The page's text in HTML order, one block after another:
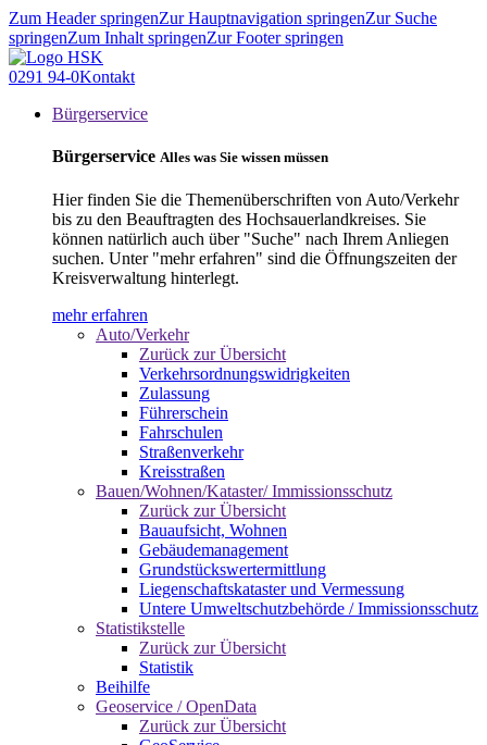
Zum Header springenZur Hauptnavigation springenZur Suche
springenZum Inhalt springenZur Footer springen
0291 94-0Kontakt
Bürgerservice
Bürgerservice Alles was Sie wissen müssen
Hier finden Sie die Themenüberschriften von Auto/Verkehr
bis zu den Beauftragten des Hochsauerlandkreises. Sie
können natürlich auch über "Suche" nach Ihrem Anliegen
suchen. Unter "mehr erfahren" sind die Öffnungszeiten der
Kreisverwaltung hinterlegt.
mehr erfahren
Auto/Verkehr
Zurück zur Übersicht
Verkehrsordnungswidrigkeiten
Zulassung
Führerschein
Fahrschulen
Straßenverkehr
Kreisstraßen
Bauen/Wohnen/Kataster/ Immissionsschutz
Zurück zur Übersicht
Bauaufsicht, Wohnen
Gebäudemanagement
Grundstückswertermittlung
Liegenschaftskataster und Vermessung
Untere Umweltschutzbehörde / Immissionsschutz
Statistikstelle
Zurück zur Übersicht
Statistik
Beihilfe
Geoservice / OpenData
Zurück zur Übersicht